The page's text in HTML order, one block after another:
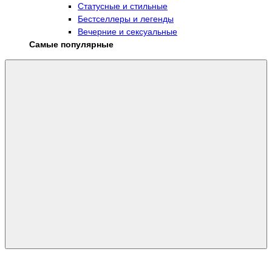
Статусные и стильные
Бестселлеры и легенды
Вечерние и сексуальные
Самые популярные